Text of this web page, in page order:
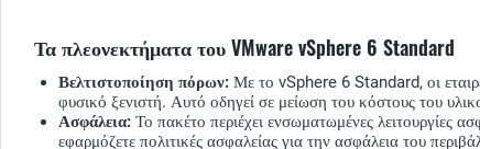
Τα πλεονεκτήματα του VMware vSphere 6 Standard
Βελτιστοποίηση πόρων: Με το vSphere 6 Standard, οι
φυσικό ξενιστή. Αυτό οδηγεί σε μείωση του κόστους του
Ασφάλεια: Το πακέτο περιέχει ενσωματωμένες λειτουργίες
εφαρμόζετε πολιτικές ασφαλείας για την ασφάλεια του